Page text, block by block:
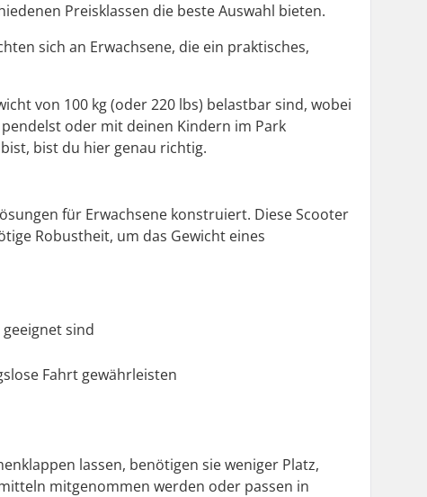
Preisklassen die beste Auswahl bieten.
sich an Erwachsene, die ein praktisches,
von 100 kg (oder 220 lbs) belastbar sind, wobei
oder mit deinen Kindern im Park
bist du hier genau richtig.
für Erwachsene konstruiert. Diese Scooter
Robustheit, um das Gewicht eines
sind
Fahrt gewährleisten
lassen, benötigen sie weniger Platz,
mitgenommen werden oder passen in